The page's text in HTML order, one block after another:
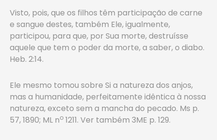
Visto, pois, que os filhos têm participação de carne
e sangue destes, também Ele, igualmente,
participou, para que, por Sua morte, destruísse
aquele que tem o poder da morte, a saber, o diabo.
Heb. 2:14.
Ele mesmo tomou sobre Si a natureza dos anjos,
mas a humanidade, perfeitamente idêntica à nossa
natureza, exceto sem a mancha do pecado. Ms p.
57, 1890; ML no 1211. Ver também 3ME p. 129.